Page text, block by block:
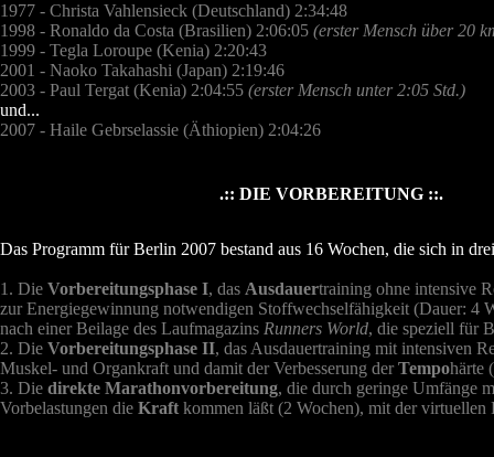
1977 - Christa Vahlensieck (Deutschland) 2:34:48
1998 - Ronaldo da Costa (Brasilien) 2:06:05 (erster Mensch über 20
1999 - Tegla Loroupe (Kenia) 2:20:43
2001 - Naoko Takahashi (Japan) 2:19:46
2003 - Paul Tergat (Kenia) 2:04:55 (erster Mensch unter 2:05 Std.)
und...
2007 - Haile Gebrselassie (Äthiopien) 2:04:26
.:: DIE VORBEREITUNG ::.
Das Programm für Berlin 2007 bestand aus 16 Wochen, die sich in
1. Die Vorbereitungsphase I, das Ausdauertraining ohne intensive
zur Energiegewinnung notwendigen Stoffwechselfähigkeit (Dauer: 4
nach einer Beilage des Laufmagazins Runners World, die speziell für
2. Die Vorbereitungsphase II, das Ausdauertraining mit intensiven
Muskel- und Organkraft und damit der Verbesserung derTempohärte
3. Die direkte Marathonvorbereitung, die durch geringe Umfänge
Vorbelastungen die Kraft kommen läßt (2 Wochen), mit der